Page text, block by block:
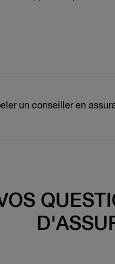
un conseiller en